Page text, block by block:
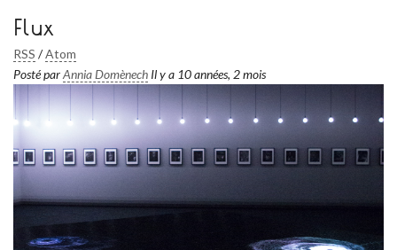
Flux
RSS /Atom
Posté parAnnia Domènech Il y a 10 années, 2 mois